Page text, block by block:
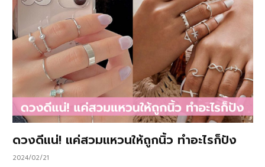
ดวงดีแน่! แค่สวมแหวนให้ถูกนิ้ว ทำอะไรก็ปัง
2024/02/21